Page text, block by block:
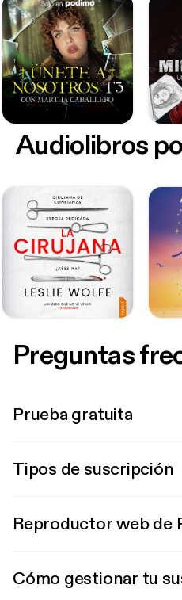
Audiolibros
Preguntas
Prueba gratuita
Tipos de suscripción
Reproductor web de
Cómo gestionar tu